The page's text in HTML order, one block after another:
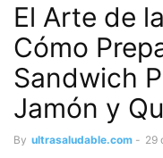
El Arte de
Cómo
Sandwich
Jamón y
By ultrasaludable.com - 29